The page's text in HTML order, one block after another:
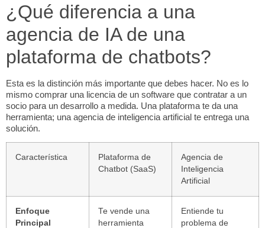
¿Qué diferencia a una
agencia de IA de una
plataforma de chatbots?
Esta es la distinción más importante que debes hacer. No es lo
mismo comprar una licencia de un software que contratar a un
socio para un desarrollo a medida. Una plataforma te da una
herramienta; una agencia de inteligencia artificial te entrega una
solución.
Característica
Plataforma de
Chatbot (SaaS)
Agencia de
Inteligencia
Artificial
Enfoque
Principal
Te vende una
herramienta
Entiende tu
problema de